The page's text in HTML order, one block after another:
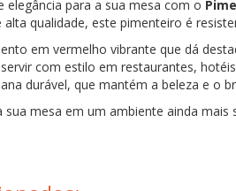
elegância para a sua mesa com o
qualidade, este pimenteiro é
em vermelho vibrante que dá
com estilo em restaurantes,
durável, que mantém a beleza e o
mesa em um ambiente ainda mais